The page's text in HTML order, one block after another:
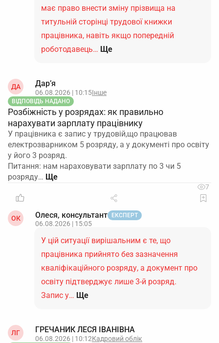
має право внести зміну прізвища на
титульній сторінці трудової книжки
працівника, навіть якщо попередній
роботодавець… Ще
ДА Дар’я
06.08.2026 | 10:15Інше
ВІДПОВІДЬ НАДАНО
Розбіжність у розрядах: як правильно
нарахувати зарплату працівнику
У працівника є запис у трудовій,що працював
електрозварником 5 розряду, а у документі про освіту
у його 3 розряд.
Питання: нам нараховувати зарплату по 3 чи 5
розряду…
7
ОК Олеся, консультант ЕКСПЕРТ
06.08.2026 | 15:05
У цій ситуації вирішальним є те, що
працівника прийнято без зазначення
кваліфікаційного розряду, а документ про
освіту підтверджує лише 3-й розряд.
Запис у… Ще
ЛГ ГРЕЧАНИК ЛЕСЯ ІВАНІВНА
06.08.2026 | 10:12Кадровий облік